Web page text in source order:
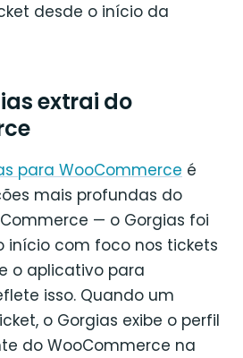
desde o início da
extrai do
para WooCommerce é
mais profundas do
— o Gorgias foi
início com foco nos tickets
o aplicativo para
isso. Quando um
o Gorgias exibe o perfil
do WooCommerce na